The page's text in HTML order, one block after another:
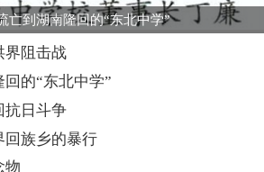
抗日斗争
族乡的暴行